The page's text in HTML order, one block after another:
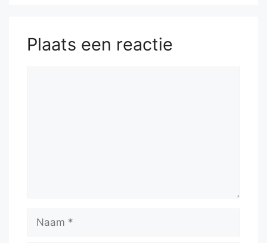
Plaats een reactie
Naam